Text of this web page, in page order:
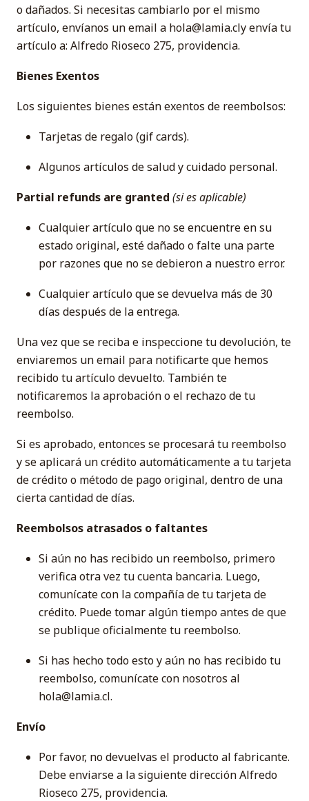
o dañados. Si necesitas cambiarlo por el mismo
artículo, envíanos un email a hola@lamia.cly envía tu
artículo a: Alfredo Rioseco 275, providencia.
Bienes Exentos
Los siguientes bienes están exentos de reembolsos:
Tarjetas de regalo (gif cards).
Algunos artículos de salud y cuidado personal.
Partial refunds are granted (si es aplicable)
Cualquier artículo que no se encuentre en su
estado original, esté dañado o falte una parte
por razones que no se debieron a nuestro error.
Cualquier artículo que se devuelva más de 30
días después de la entrega.
Una vez que se reciba e inspeccione tu devolución, te
enviaremos un email para notificarte que hemos
recibido tu artículo devuelto. También te
notificaremos la aprobación o el rechazo de tu
reembolso.
Si es aprobado, entonces se procesará tu reembolso
y se aplicará un crédito automáticamente a tu tarjeta
de crédito o método de pago original, dentro de una
cierta cantidad de días.
Reembolsos atrasados ​​o faltantes
Si aún no has recibido un reembolso, primero
verifica otra vez tu cuenta bancaria. Luego,
comunícate con la compañía de tu tarjeta de
crédito. Puede tomar algún tiempo antes de que
se publique oficialmente tu reembolso.
Si has hecho todo esto y aún no has recibido tu
reembolso, comunícate con nosotros al
hola@lamia.cl.
Envío
Por favor, no devuelvas el producto al fabricante.
Debe enviarse a la siguiente dirección Alfredo
Rioseco 275, providencia.